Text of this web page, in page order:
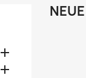

